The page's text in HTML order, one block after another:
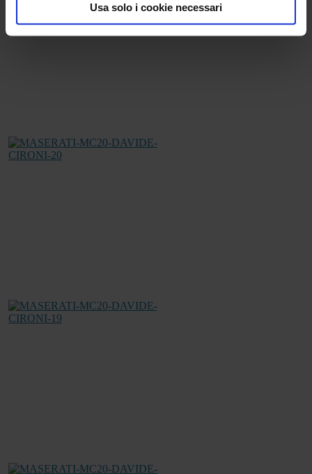
Usa solo i cookie necessari